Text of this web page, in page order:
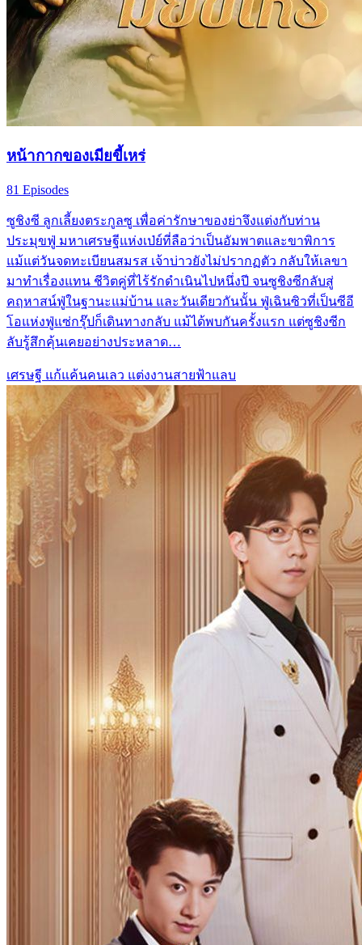
หน้ากากของเมียขี้เหร่
81 Episodes
ซูชิงซี ลูกเลี้ยงตระกูลซู เพื่อค่ารักษาของย่าจึงแต่งกับท่าน
ประมุขฟู่ มหาเศรษฐีแห่งเป่ย์ที่ลือว่าเป็นอัมพาตและขาพิการ
แม้แต่วันจดทะเบียนสมรส เจ้าบ่าวยังไม่ปรากฏตัว กลับให้เลขา
มาทำเรื่องแทน ชีวิตคู่ที่ไร้รักดำเนินไปหนึ่งปี จนซูชิงซีกลับสู่
คฤหาสน์ฟู่ในฐานะแม่บ้าน และวันเดียวกันนั้น ฟู่เฉินซิวที่เป็นซีอี
โอแห่งฟู่แซ่กรุ๊ปก็เดินทางกลับ แม้ได้พบกันครั้งแรก แต่ซูชิงซีก
ลับรู้สึกคุ้นเคยอย่างประหลาด…
เศรษฐี แก้แค้นคนเลว แต่งงานสายฟ้าแลบ